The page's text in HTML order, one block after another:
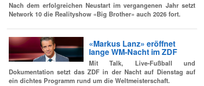
Nach dem erfolgreichen Neustart im vergangenen Jahr setzt
Network 10 die Realityshow «Big Brother» auch 2026 fort.
«Markus Lanz» eröffnet
lange WM-Nacht im ZDF
Mit Talk, Live-Fußball und
Dokumentation setzt das ZDF in der Nacht auf Dienstag auf
ein dichtes Programm rund um die Weltmeisterschaft.